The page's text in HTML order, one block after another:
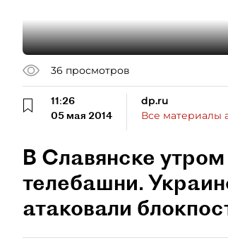
36 просмотров
11:26
05 мая 2014
dp.ru
Все материалы
В Славянске
телебашни.
атаковали